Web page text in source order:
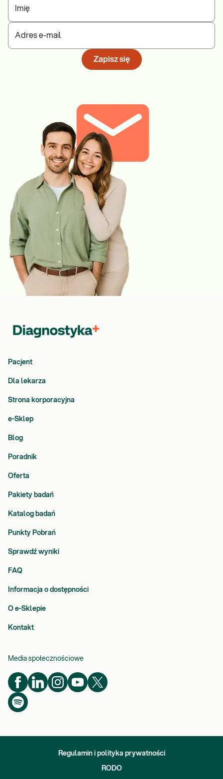
Imię
Adres e-mail
Zapisz się
Pacjent
Dla lekarza
Strona korporacyjna
e-Sklep
Blog
Poradnik
Oferta
Pakiety badań
Katalog badań
Punkty Pobrań
Sprawdź wyniki
FAQ
Informacja o dostępności
O e-Sklepie
Kontakt
Media społecznościowe
Regulamin i polityka prywatności
RODO